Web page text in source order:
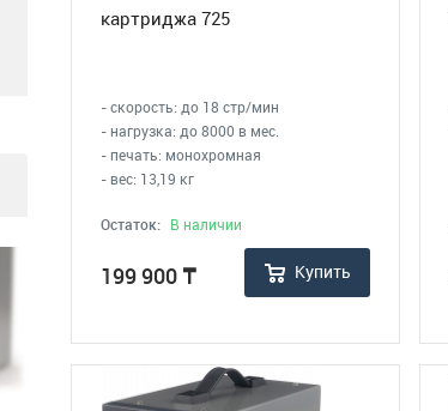
картриджа 725
- скорость: до 18 стр/мин
- нагрузка: до 8000 в мес.
- печать: монохромная
- вес: 13,19 кг
Остаток: В наличии
199 900 ₸ Купить